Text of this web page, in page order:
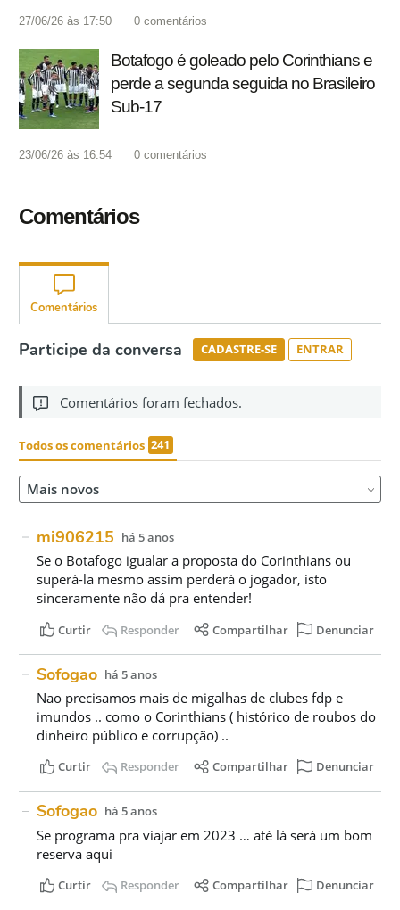
27/06/26 às 17:50 0 comentários
Botafogo é goleado pelo Corinthians e
perde a segunda seguida no Brasileiro
Sub-17
23/06/26 às 16:54 0 comentários
Comentários